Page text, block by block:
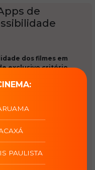
de
dos filmes em
exclusivo critério
únicamente
qual o app
página de cada
aplicativo.
PAULISTA